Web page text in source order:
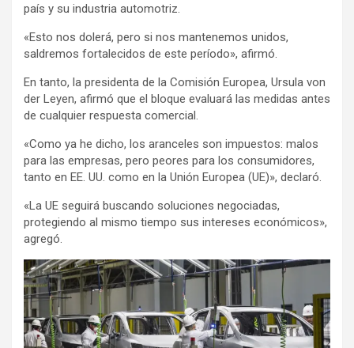
país y su industria automotriz.
«Esto nos dolerá, pero si nos mantenemos unidos,
saldremos fortalecidos de este período», afirmó.
En tanto, la presidenta de la Comisión Europea, Ursula von
der Leyen, afirmó que el bloque evaluará las medidas antes
de cualquier respuesta comercial.
«Como ya he dicho, los aranceles son impuestos: malos
para las empresas, pero peores para los consumidores,
tanto en EE. UU. como en la Unión Europea (UE)», declaró.
«La UE seguirá buscando soluciones negociadas,
protegiendo al mismo tiempo sus intereses económicos»,
agregó.